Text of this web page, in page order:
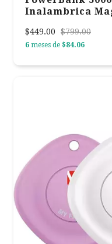
Inalambrica
$449.00 $799.00
6 meses de $84.06